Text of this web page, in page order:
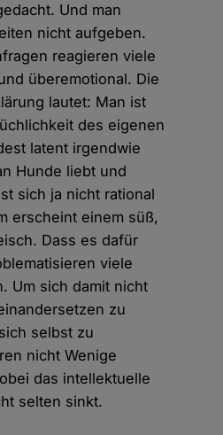
Und man
nicht aufgeben.
reagieren viele
überemotional. Die
lautet: Man ist
des eigenen
latent irgendwie
Hunde liebt und
sich ja nicht rational
erscheint einem süß,
Dass es dafür
viele
Um sich damit nicht
zu
selbst zu
nicht Wenige
das intellektuelle
selten sinkt.